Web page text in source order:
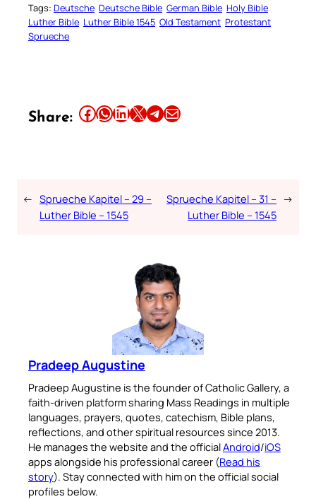
Tags: Deutsche Deutsche Bible German Bible Holy Bible
Luther Bible Luther Bible 1545 Old Testament Protestant
Sprueche
Share: Share this article on Facebook Share this article on WhatsApp Share this article on LinkedIn Share this article on X Share this article on TelegramEmail this Article
← Sprueche Kapitel – 29 –
Luther Bible – 1545
Sprueche Kapitel – 31 –
Luther Bible – 1545
→
Pradeep Augustine
Pradeep Augustine is the founder of Catholic Gallery, a
faith-driven platform sharing Mass Readings in multiple
languages, prayers, quotes, catechism, Bible plans,
reflections, and other spiritual resources since 2013.
He manages the website and the officialAndroid/iOS
apps alongside his professional career (Read his
story). Stay connected with him on the official social
profiles below.